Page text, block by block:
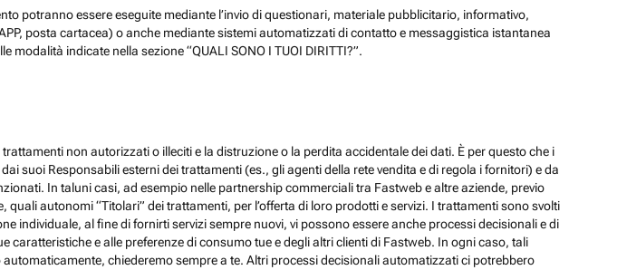
potranno essere eseguite mediante l’invio di questionari, materiale pubblicitario, informativo,
posta cartacea) o anche mediante sistemi automatizzati di contatto e messaggistica istantanea
indicate nella sezione “QUALI SONO I TUOI DIRITTI?”.
non autorizzati o illeciti e la distruzione o la perdita accidentale dei dati. È per questo che i
suoi Responsabili esterni dei trattamenti (es., gli agenti della rete vendita e di regola i fornitori) e da
In taluni casi, ad esempio nelle partnership commerciali tra Fastweb e altre aziende, previo
autonomi “Titolari” dei trattamenti, per l’offerta di loro prodotti e servizi. I trattamenti sono svolti
individuale, al fine di fornirti servizi sempre nuovi, vi possono essere anche processi decisionali e di
e alle preferenze di consumo tue e degli altri clienti di Fastweb. In ogni caso, tali
chiederemo sempre a te. Altri processi decisionali automatizzati ci potrebbero